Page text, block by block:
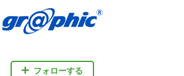
フォローする